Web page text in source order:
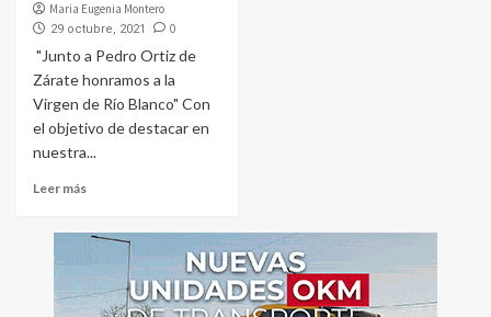
Maria Eugenia Montero
29 octubre, 2021 0
"Junto a Pedro Ortiz de
Zárate honramos a la
Virgen de Río Blanco" Con
el objetivo de destacar en
nuestra...
Leer más